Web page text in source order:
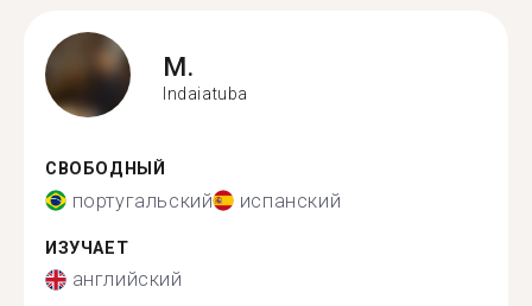
M.
Indaiatuba
СВОБОДНЫЙ
португальский испанский
ИЗУЧАЕТ
английский